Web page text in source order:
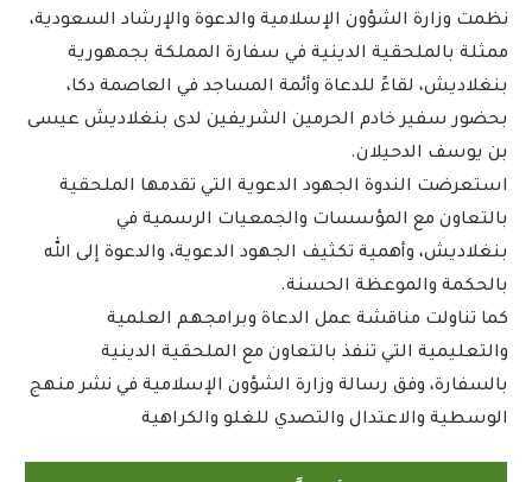
نظمت وزارة الشؤون الإسلامية والدعوة والإرشاد السعودية،
ممثلة بالملحقية الدينية في سفارة المملكة بجمهورية
بنغلاديش، لقاءً للدعاة وأئمة المساجد في العاصمة دكا،
بحضور سفير خادم الحرمين الشريفين لدى بنغلاديش عيسى
بن يوسف الدحيلان.
استعرضت الندوة الجهود الدعوية التي تقدمها الملحقية
بالتعاون مع المؤسسات والجمعيات الرسمية في
بنغلاديش، وأهمية تكثيف الجهود الدعوية، والدعوة إلى الله
بالحكمة والموعظة الحسنة.
كما تناولت مناقشة عمل الدعاة وبرامجهم العلمية
والتعليمية التي تنفذ بالتعاون مع الملحقية الدينية
بالسفارة، وفق رسالة وزارة الشؤون الإسلامية في نشر منهج
الوسطية والاعتدال والتصدي للغلو والكراهية